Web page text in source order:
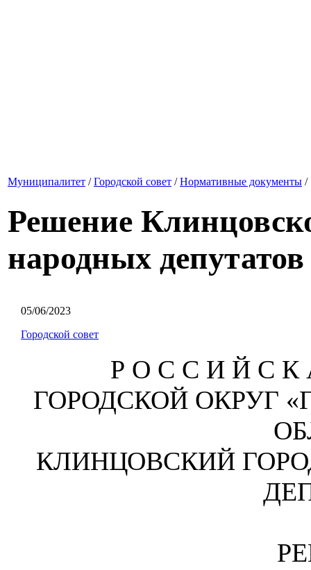
Муниципалитет /Городской совет /Нормативные документы /
Решение
народных
05/06/2023
Городской совет
Р О С С И Й С К
ГОРОДСКОЙ ОКРУГ
КЛИНЦОВСКИЙ